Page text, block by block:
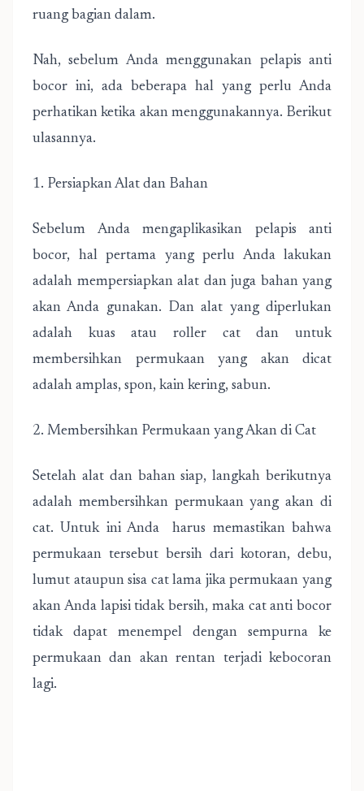
ruang bagian dalam.
Nah, sebelum Anda menggunakan pelapis anti
bocor ini, ada beberapa hal yang perlu Anda
perhatikan ketika akan menggunakannya. Berikut
ulasannya.
1. Persiapkan Alat dan Bahan
Sebelum Anda mengaplikasikan pelapis anti
bocor, hal pertama yang perlu Anda lakukan
adalah mempersiapkan alat dan juga bahan yang
akan Anda gunakan. Dan alat yang diperlukan
adalah kuas atau roller cat dan untuk
membersihkan permukaan yang akan dicat
adalah amplas, spon, kain kering, sabun.
2. Membersihkan Permukaan yang Akan di Cat
Setelah alat dan bahan siap, langkah berikutnya
adalah membersihkan permukaan yang akan di
cat. Untuk ini Anda harus memastikan bahwa
permukaan tersebut bersih dari kotoran, debu,
lumut ataupun sisa cat lama jika permukaan yang
akan Anda lapisi tidak bersih, maka cat anti bocor
tidak dapat menempel dengan sempurna ke
permukaan dan akan rentan terjadi kebocoran
lagi.